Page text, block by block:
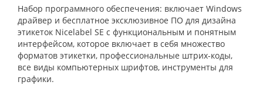
Набор программного обеспечения: включает Windows
драйвер и бесплатное эксклюзивное ПО для дизайна
этикеток Nicelabel SE с функциональным и понятным
интерфейсом, которое включает в себя множество
форматов этикетки, профессиональные штрих-коды,
все виды компьютерных шрифтов, инструменты для
графики.